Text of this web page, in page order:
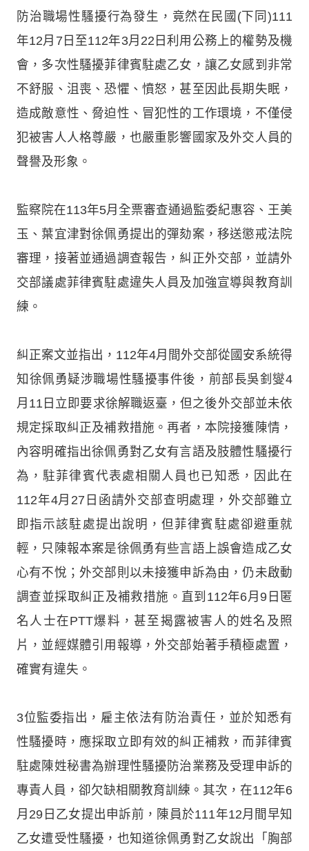
防治職場性騷擾行為發生，竟然在民國(下同)111
年12月7日至112年3月22日利用公務上的權勢及機
會，多次性騷擾菲律賓駐處乙女，讓乙女感到非常
不舒服、沮喪、恐懼、憤怒，甚至因此長期失眠，
造成敵意性、脅迫性、冒犯性的工作環境，不僅侵
犯被害人人格尊嚴，也嚴重影響國家及外交人員的
聲譽及形象。
監察院在113年5月全票審查通過監委紀惠容、王美
玉、葉宜津對徐佩勇提出的彈劾案，移送懲戒法院
審理，接著並通過調查報告，糾正外交部，並請外
交部議處菲律賓駐處違失人員及加強宣導與教育訓
練。
糾正案文並指出，112年4月間外交部從國安系統得
知徐佩勇疑涉職場性騷擾事件後，前部長吳釗燮4
月11日立即要求徐解職返臺，但之後外交部並未依
規定採取糾正及補救措施。再者，本院接獲陳情，
內容明確指出徐佩勇對乙女有言語及肢體性騷擾行
為，駐菲律賓代表處相關人員也已知悉，因此在
112年4月27日函請外交部查明處理，外交部雖立
即指示該駐處提出說明，但菲律賓駐處卻避重就
輕，只陳報本案是徐佩勇有些言語上誤會造成乙女
心有不悅；外交部則以未接獲申訴為由，仍未啟動
調查並採取糾正及補救措施。直到112年6月9日匿
名人士在PTT爆料，甚至揭露被害人的姓名及照
片，並經媒體引用報導，外交部始著手積極處置，
確實有違失。
3位監委指出，雇主依法有防治責任，並於知悉有
性騷擾時，應採取立即有效的糾正補救，而菲律賓
駐處陳姓秘書為辦理性騷擾防治業務及受理申訴的
專責人員，卻欠缺相關教育訓練。其次，在112年6
月29日乙女提出申訴前，陳員於111年12月間早知
乙女遭受性騷擾，也知道徐佩勇對乙女說出「胸部